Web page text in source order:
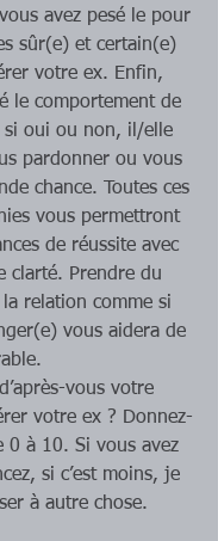
avez pesé le pour
sûr(e) et certain(e)
votre ex. Enfin,
le comportement de
si oui ou non, il/elle
pardonner ou vous
chance. Toutes ces
vous permettront
de réussite avec
clarté. Prendre du
relation comme si
vous aidera de
vous votre
votre ex ? Donnez-
0 à 10. Si vous avez
si c’est moins, je
à autre chose.